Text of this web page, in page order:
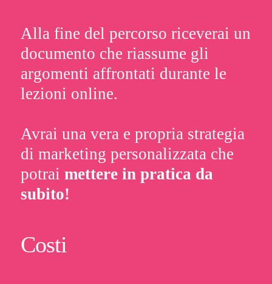
Alla fine del percorso riceverai un
documento che riassume gli
argomenti affrontati durante le
lezioni online.
Avrai una vera e propria strategia
di marketing personalizzata che
potrai mettere in pratica da
subito!
Costi